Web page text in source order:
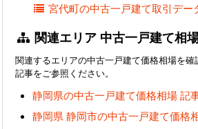
宮代町の中古一戸建て取引デー
関連エリア 中古一戸建て相
関連するエリアの中古一戸建て価格相場を
記事をご参照ください。
静岡県の中古一戸建て価格相場 記
静岡県 静岡市の中古一戸建て価格